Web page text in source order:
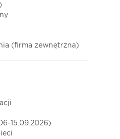
(firma zewnętrzna)
15.09.2026)